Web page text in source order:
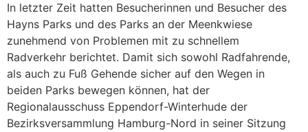
In letzter Zeit hatten Besucherinnen und Besucher des
Hayns Parks und des Parks an der Meenkwiese
zunehmend von Problemen mit zu schnellem
Radverkehr berichtet. Damit sich sowohl Radfahrende,
als auch zu Fuß Gehende sicher auf den Wegen in
beiden Parks bewegen können, hat der
Regionalausschuss Eppendorf-Winterhude der
Bezirksversammlung Hamburg-Nord in seiner Sitzung